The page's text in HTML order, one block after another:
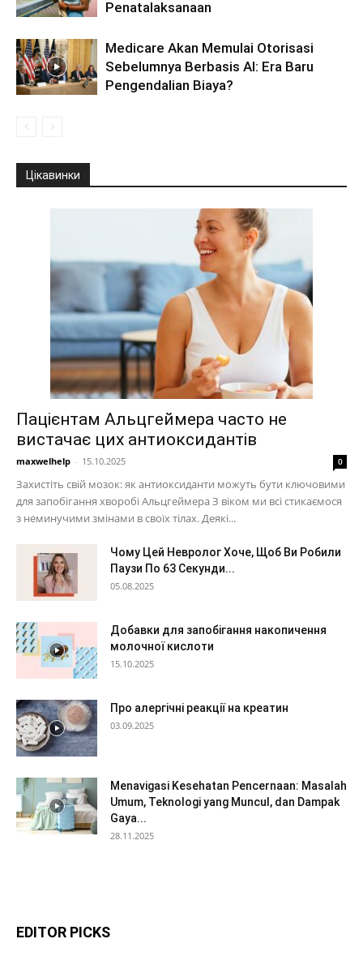
Penatalaksanaan
Medicare Akan Memulai Otorisasi
Sebelumnya Berbasis AI: Era Baru
Pengendalian Biaya?
Цікавинки
Пацієнтам Альцгеймера часто не
вистачає цих антиоксидантів
maxwelhelp - 15.10.2025 0
Захистіть свій мозок: як антиоксиданти можуть бути ключовими
для запобігання хворобі Альцгеймера З віком ми всі стикаємося
з неминучими змінами в своїх тілах. Деякі...
Чому Цей Невролог Хоче, Щоб Ви Робили
Паузи По 63 Секунди...
05.08.2025
Добавки для запобігання накопичення
молочної кислоти
15.10.2025
Про алергічні реакції на креатин
03.09.2025
Menavigasi Kesehatan Pencernaan: Masalah
Umum, Teknologi yang Muncul, dan Dampak
Gaya...
28.11.2025
EDITOR PICKS